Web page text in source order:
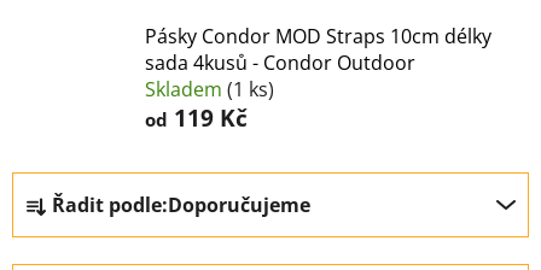
Pásky Condor MOD Straps 10cm délky
sada 4kusů - Condor Outdoor
Skladem (1 ks)
od 119 Kč
Ř
a
z
Řadit podle:Doporučujeme